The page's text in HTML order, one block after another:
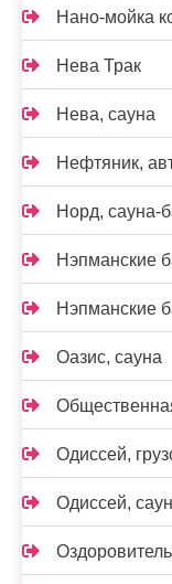
Нано-мойка
Нева Трак
Нева, сауна
Нефтяник,
Норд, сауна-
Нэпманские
Нэпманские
Оазис, сауна
Одиссей,
Одиссей,